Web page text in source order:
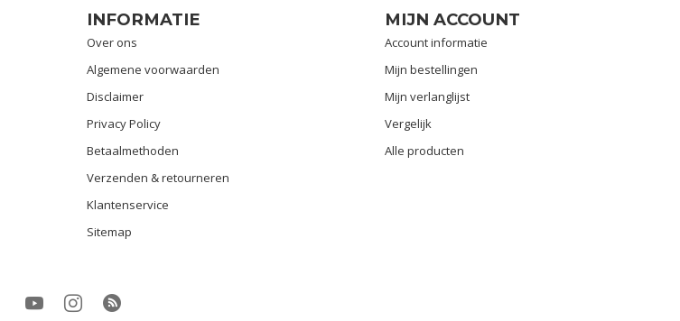
INFORMATIE
Over ons
Algemene voorwaarden
Disclaimer
Privacy Policy
Betaalmethoden
Verzenden & retourneren
Klantenservice
Sitemap
MIJN ACCOUNT
Account informatie
Mijn bestellingen
Mijn verlanglijst
Vergelijk
Alle producten